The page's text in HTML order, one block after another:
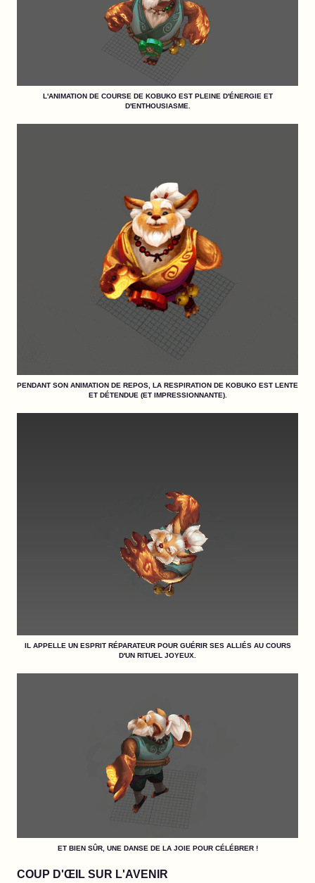
L'ANIMATION DE COURSE DE KOBUKO EST PLEINE D'ÉNERGIE ET
D'ENTHOUSIASME.
PENDANT SON ANIMATION DE REPOS, LA RESPIRATION DE KOBUKO EST LENTE
ET DÉTENDUE (ET IMPRESSIONNANTE).
IL APPELLE UN ESPRIT RÉPARATEUR POUR GUÉRIR SES ALLIÉS AU COURS
D'UN RITUEL JOYEUX.
ET BIEN SÛR, UNE DANSE DE LA JOIE POUR CÉLÉBRER !
COUP D'ŒIL SUR L'AVENIR